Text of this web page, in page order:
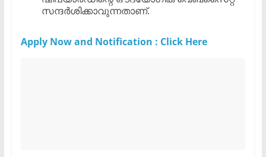
സന്ദർശിക്കാവുന്നതാണ്.
Apply Now and Notification : Click Here